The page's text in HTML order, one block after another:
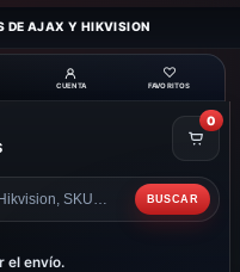
DE AJAX Y HIKVISION
CUENTA
♡
FAVORITOS
BUSCAR
0
el envío.